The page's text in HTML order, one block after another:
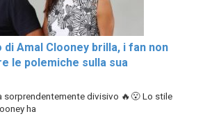
Amal Clooney brilla, i fan non
le polemiche sulla sua
sorprendentemente divisivo 🔥😮 Lo stile
ha